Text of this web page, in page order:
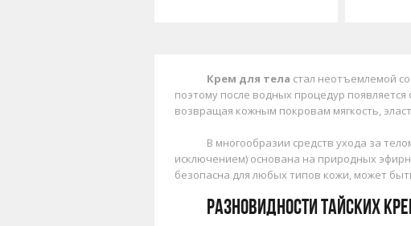
Крем для тела стал неотъемлемой
поэтому после водных процедур
возвращая кожным покровам мягкость,
В многообразии средств ухода за
исключением) основана на природных
безопасна для любых типов кожи, может
Разновидности тайских